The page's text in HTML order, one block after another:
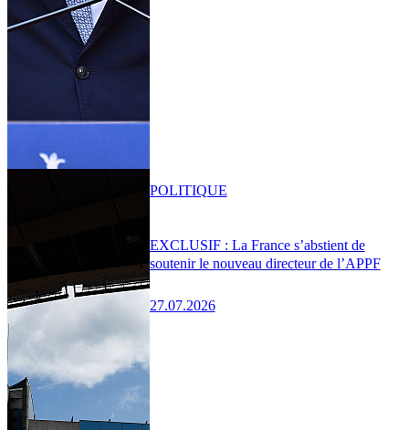
EXCLUSIF : La France s’abstient de
soutenir le nouveau directeur de l’APPF
27.07.2026
POLITIQUE